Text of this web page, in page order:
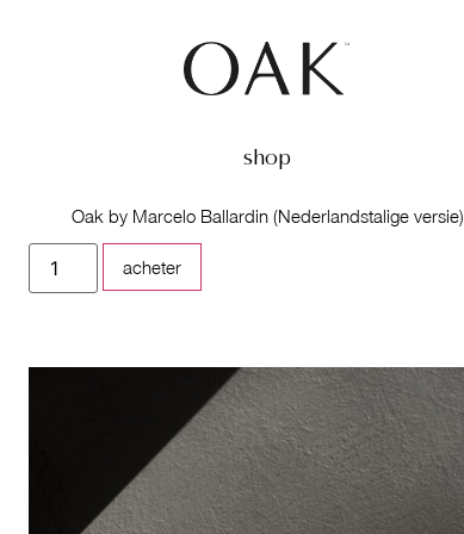
shop
Oak by Marcelo Ballardin (Nederlandstalige versie)
acheter